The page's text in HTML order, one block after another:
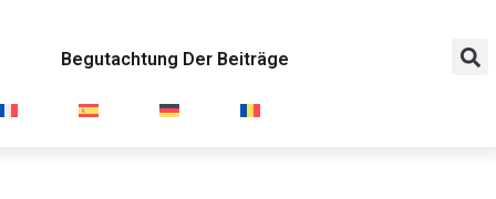
Begutachtung Der Beiträge